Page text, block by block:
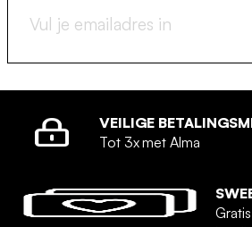
VEILIGE
Tot 3x met Alma
Gratis